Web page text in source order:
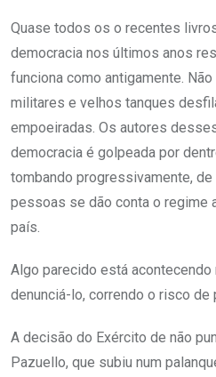
Quase todos os o recentes
democracia nos últimos anos
funciona como antigamente.
militares e velhos tanques
empoeiradas. Os autores
democracia é golpeada por
tombando progressivamente,
pessoas se dão conta o regime
país.
Algo parecido está acontecendo
denunciá-lo, correndo o risco de
A decisão do Exército de não
Pazuello, que subiu num